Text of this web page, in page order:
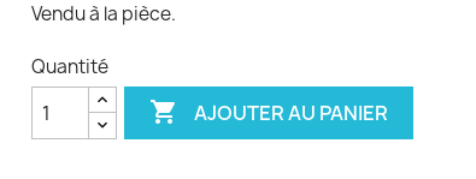
Vendu à la pièce.
Quantité
 AJOUTER AU PANIER